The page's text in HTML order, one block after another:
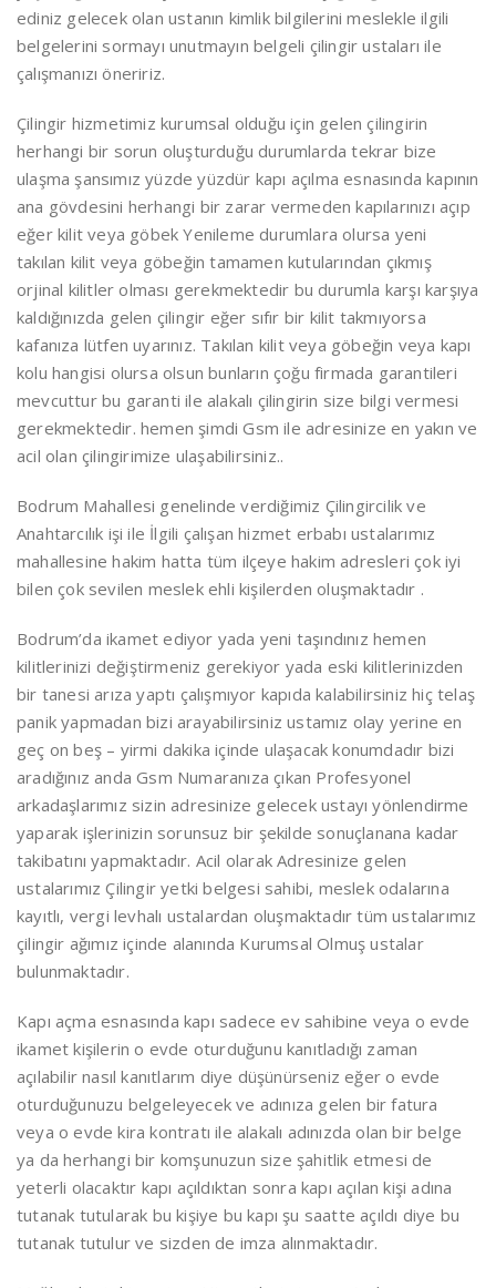
ediniz gelecek olan ustanın kimlik bilgilerini meslekle ilgili
belgelerini sormayı unutmayın belgeli çilingir ustaları ile
çalışmanızı öneririz.
Çilingir hizmetimiz kurumsal olduğu için gelen çilingirin
herhangi bir sorun oluşturduğu durumlarda tekrar bize
ulaşma şansımız yüzde yüzdür kapı açılma esnasında kapının
ana gövdesini herhangi bir zarar vermeden kapılarınızı açıp
eğer kilit veya göbek Yenileme durumlara olursa yeni
takılan kilit veya göbeğin tamamen kutularından çıkmış
orjinal kilitler olması gerekmektedir bu durumla karşı karşıya
kaldığınızda gelen çilingir eğer sıfır bir kilit takmıyorsa
kafanıza lütfen uyarınız. Takılan kilit veya göbeğin veya kapı
kolu hangisi olursa olsun bunların çoğu firmada garantileri
mevcuttur bu garanti ile alakalı çilingirin size bilgi vermesi
gerekmektedir. hemen şimdi Gsm ile adresinize en yakın ve
acil olan çilingirimize ulaşabilirsiniz..
Bodrum Mahallesi genelinde verdiğimiz Çilingircilik ve
Anahtarcılık işi ile İlgili çalışan hizmet erbabı ustalarımız
mahallesine hakim hatta tüm ilçeye hakim adresleri çok iyi
bilen çok sevilen meslek ehli kişilerden oluşmaktadır .
Bodrum’da ikamet ediyor yada yeni taşındınız hemen
kilitlerinizi değiştirmeniz gerekiyor yada eski kilitlerinizden
bir tanesi arıza yaptı çalışmıyor kapıda kalabilirsiniz hiç telaş
panik yapmadan bizi arayabilirsiniz ustamız olay yerine en
geç on beş – yirmi dakika içinde ulaşacak konumdadır bizi
aradığınız anda Gsm Numaranıza çıkan Profesyonel
arkadaşlarımız sizin adresinize gelecek ustayı yönlendirme
yaparak işlerinizin sorunsuz bir şekilde sonuçlanana kadar
takibatını yapmaktadır. Acil olarak Adresinize gelen
ustalarımız Çilingir yetki belgesi sahibi, meslek odalarına
kayıtlı, vergi levhalı ustalardan oluşmaktadır tüm ustalarımız
çilingir ağımız içinde alanında Kurumsal Olmuş ustalar
bulunmaktadır.
Kapı açma esnasında kapı sadece ev sahibine veya o evde
ikamet kişilerin o evde oturduğunu kanıtladığı zaman
açılabilir nasıl kanıtlarım diye düşünürseniz eğer o evde
oturduğunuzu belgeleyecek ve adınıza gelen bir fatura
veya o evde kira kontratı ile alakalı adınızda olan bir belge
ya da herhangi bir komşunuzun size şahitlik etmesi de
yeterli olacaktır kapı açıldıktan sonra kapı açılan kişi adına
tutanak tutularak bu kişiye bu kapı şu saatte açıldı diye bu
tutanak tutulur ve sizden de imza alınmaktadır.